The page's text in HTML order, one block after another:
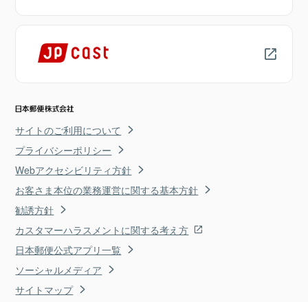
サイトのご利用について
プライバシーポリシー
Webアクセシビリティ方針
お客さま本位の業務運営に関する基本方針
勧誘方針
カスタマーハラスメントに関する考え方
日本郵便公式アプリ一覧
ソーシャルメディア
サイトマップ